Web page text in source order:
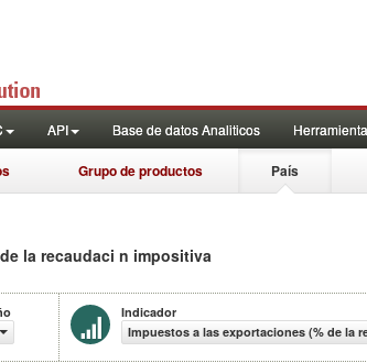
API Base de datos Analiticos
Grupo de productos País
la recaudaci n impositiva
Indicador
Impuestos a las exportaciones (% de la